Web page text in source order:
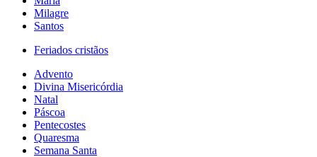
Milagre
Santos
Feriados cristãos
Advento
Divina Misericórdia
Natal
Páscoa
Pentecostes
Quaresma
Semana Santa